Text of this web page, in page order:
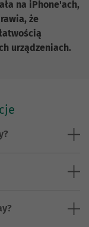
na iPhone'ach,
że
urządzeniach.